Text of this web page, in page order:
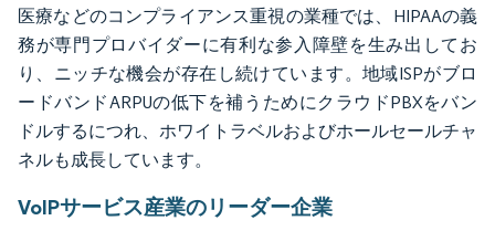
医療などのコンプライアンス重視の業種では、HIPAAの義
務が専門プロバイダーに有利な参入障壁を生み出してお
り、ニッチな機会が存在し続けています。地域ISPがブロ
ードバンドARPUの低下を補うためにクラウドPBXをバン
ドルするにつれ、ホワイトラベルおよびホールセールチャ
ネルも成長しています。
VoIPサービス産業のリーダー企業